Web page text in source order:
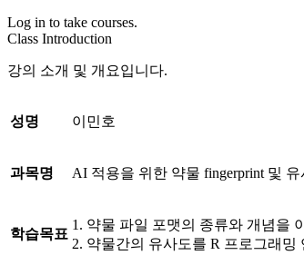
Log in to take courses.
Class Introduction
강의 소개 및 개요입니다.
성명 이민호
과목명 AI 적용을 위한 약물 fingerprint 및
학습목표
1. 약물 파일 포맷의 종류와 개념을
2. 약물간의 유사도를 R 프로그래밍